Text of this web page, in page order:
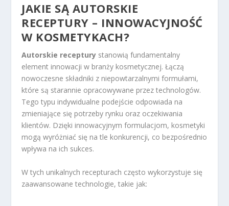
JAKIE SĄ AUTORSKIE
RECEPTURY – INNOWACYJNOŚĆ
W KOSMETYKACH?
Autorskie receptury stanowią fundamentalny
element innowacji w branży kosmetycznej. Łączą
nowoczesne składniki z niepowtarzalnymi formułami,
które są starannie opracowywane przez technologów.
Tego typu indywidualne podejście odpowiada na
zmieniające się potrzeby rynku oraz oczekiwania
klientów. Dzięki innowacyjnym formulacjom, kosmetyki
mogą wyróżniać się na tle konkurencji, co bezpośrednio
wpływa na ich sukces.
W tych unikalnych recepturach często wykorzystuje się
zaawansowane technologie, takie jak: